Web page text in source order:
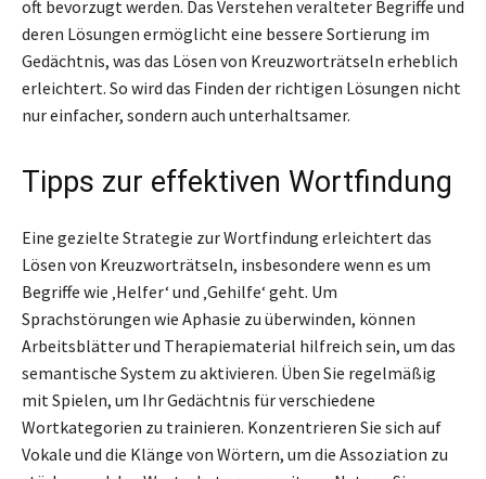
oft bevorzugt werden. Das Verstehen veralteter Begriffe und
deren Lösungen ermöglicht eine bessere Sortierung im
Gedächtnis, was das Lösen von Kreuzworträtseln erheblich
erleichtert. So wird das Finden der richtigen Lösungen nicht
nur einfacher, sondern auch unterhaltsamer.
Tipps zur effektiven Wortfindung
Eine gezielte Strategie zur Wortfindung erleichtert das
Lösen von Kreuzworträtseln, insbesondere wenn es um
Begriffe wie ‚Helfer‘ und ‚Gehilfe‘ geht. Um
Sprachstörungen wie Aphasie zu überwinden, können
Arbeitsblätter und Therapiematerial hilfreich sein, um das
semantische System zu aktivieren. Üben Sie regelmäßig
mit Spielen, um Ihr Gedächtnis für verschiedene
Wortkategorien zu trainieren. Konzentrieren Sie sich auf
Vokale und die Klänge von Wörtern, um die Assoziation zu